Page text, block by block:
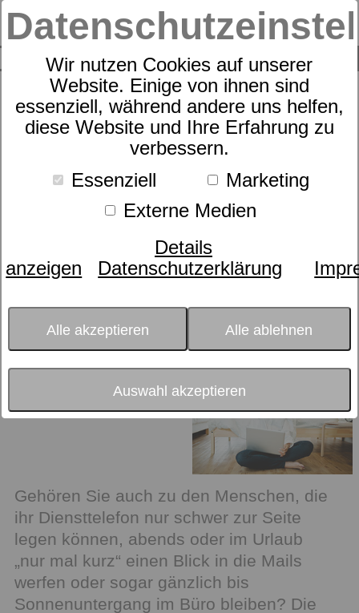
Wir nutzen Cookies auf unserer
Website. Einige von ihnen sind
essenziell, während andere uns helfen,
diese Website und Ihre Erfahrung zu
verbessern.
Essenziell
Marketing
Externe Medien
Details
anzeigen
Datenschutzerklärung
Alle akzeptieren Alle ablehnen
Auswahl akzeptieren
SUCHE
0
Suche nach
Schlafexperten-Tipps:
Schlafwissen für
erholsame Nächte
Kategorie:Erholung und Wellness Gesundheit & Fitness
Zudecken
So schädlich kann
Leistungsdruck für Ihren Schlaf
sein
Gehören Sie auch zu den Menschen, die
ihr Diensttelefon nur schwer zur Seite
legen können, abends oder im Urlaub
„nur mal kurz“ einen Blick in die Mails
werfen oder sogar gänzlich bis
Sonnenuntergang im Büro bleiben? Die